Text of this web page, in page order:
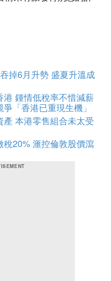
掉6月升勢 盛夏升溫成
鍾情低稅率不惜減薪
「香港已重現生機」
本港零售組合未太受
20% 滙控倫敦股價瀉